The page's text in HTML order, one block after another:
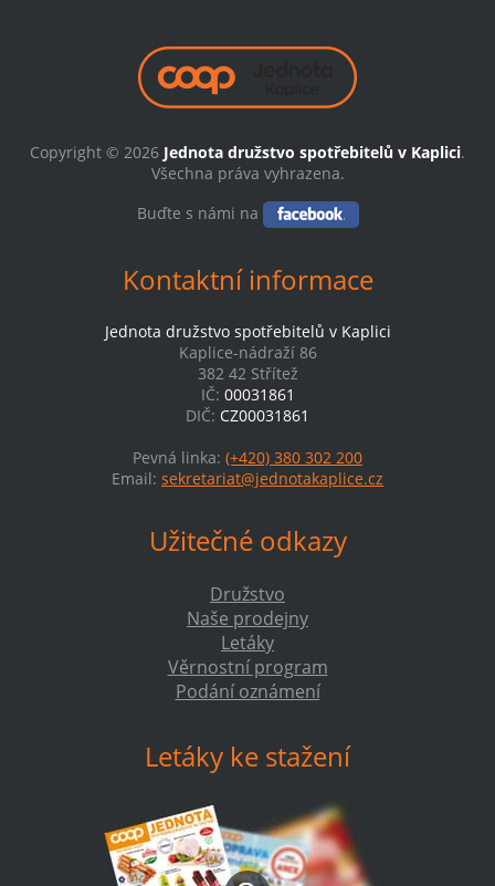
Copyright © 2026 Jednota družstvo spotřebitelů v Kaplici.
Všechna práva vyhrazena.
Buďte s námi na
Kontaktní informace
Jednota družstvo spotřebitelů v Kaplici
Kaplice-nádraží 86
382 42 Střítež
IČ: 00031861
DIČ: CZ00031861
Pevná linka: (+420) 380 302 200
Email: sekretariat@jednotakaplice.cz
Užitečné odkazy
Družstvo
Naše prodejny
Letáky
Věrnostní program
Podání oznámení
Letáky ke stažení